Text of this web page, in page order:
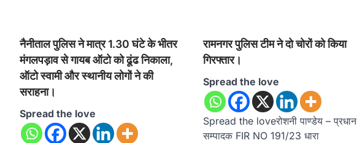
नैनीताल पुलिस ने मात्र 1.30 घंटे के भीतर
मंगलपड़ाव से गायब ऑटो को ढूंढ निकाला,
ऑटो स्वामी और स्थानीय लोगों ने की
सराहना।
Spread the love
रामनगर पुलिस टीम ने दो चोरों को किया
गिरफ्तार।
Spread the love
Spread the loveरोशनी पाण्डेय – प्रधान
सम्पादक FIR NO 191/23 धारा